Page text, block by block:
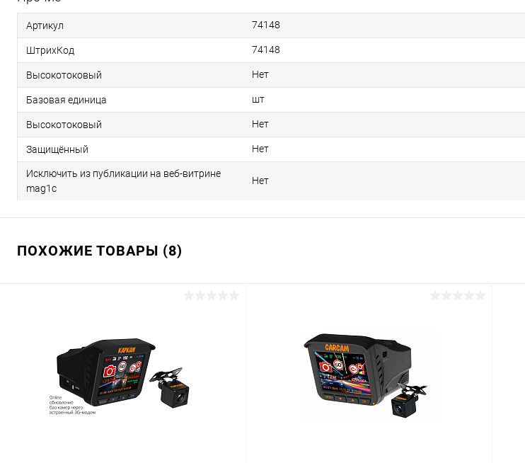
Артикул 74148
ШтрихКод 74148
Высокотоковый Нет
Базовая единица шт
Высокотоковый Нет
Защищённый Нет
Исключить из публикации на веб-витрине
mag1c
Нет
ПОХОЖИЕ ТОВАРЫ (8)